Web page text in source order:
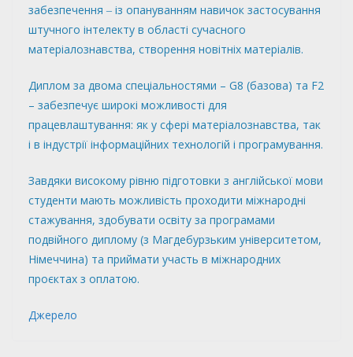
забезпечення ‒ із опануванням навичок застосування
штучного інтелекту в області сучасного
матеріалознавства, створення новітніх матеріалів.
Диплом за двома спеціальностями – G8 (базова) та F2
– забезпечує широкі можливості для
працевлаштування: як у сфері матеріалознавства, так
і в індустрії інформаційних технологій і програмування.
Завдяки високому рівню підготовки з англійської мови
студенти мають можливість проходити міжнародні
стажування, здобувати освіту за програмами
подвійного диплому (з Магдебурзьким університетом,
Німеччина) та приймати участь в міжнародних
проєктах з оплатою.
Джерело